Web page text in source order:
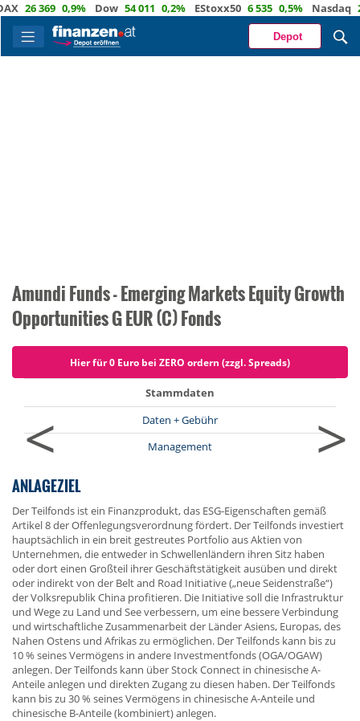
26 369 0,9% Dow 54 011 0,2% EStoxx50 6 535 0,5% Nasdaq 29
Depot
Amundi Funds - Emerging Markets Equity Growth
Opportunities G EUR (C) Fonds
Hier für 0 Euro bei ZERO ordern (zzgl. Spreads)
<
Stammdaten
Daten + Gebühr
Management
>
ANLAGEZIEL
Der Teilfonds ist ein Finanzprodukt, das ESG-Eigenschaften gemäß
Artikel 8 der Offenlegungsverordnung fördert. Der Teilfonds investiert
hauptsächlich in ein breit gestreutes Portfolio aus Aktien von
Unternehmen, die entweder in Schwellenländern ihren Sitz haben
oder dort einen Großteil ihrer Geschäftstätigkeit ausüben und direkt
oder indirekt von der Belt and Road Initiative („neue Seidenstraße“)
der Volksrepublik China profitieren. Die Initiative soll die Infrastruktur
und Wege zu Land und See verbessern, um eine bessere Verbindung
und wirtschaftliche Zusammenarbeit der Länder Asiens, Europas, des
Nahen Ostens und Afrikas zu ermöglichen. Der Teilfonds kann bis zu
10 % seines Vermögens in andere Investmentfonds (OGA/OGAW)
anlegen. Der Teilfonds kann über Stock Connect in chinesische A-
Anteile anlegen und direkten Zugang zu diesen haben. Der Teilfonds
kann bis zu 30 % seines Vermögens in chinesische A-Anteile und
chinesische B-Anteile (kombiniert) anlegen.